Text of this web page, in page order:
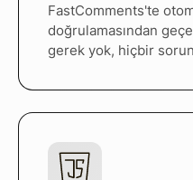
FastComments'te
doğrulamasından
gerek yok, hiçbir